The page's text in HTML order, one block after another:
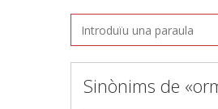
Sinònims de